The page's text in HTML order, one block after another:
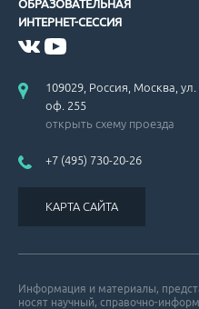
ОБРАЗОВАТЕЛЬНАЯ
ИНТЕРНЕТ-СЕССИЯ
109029, Россия, Москва, ул.
оф. 255
открыть схему проезда
+7 (495) 730-20-26
КАРТА САЙТА
Информация и материалы,
носят научный, справочно-